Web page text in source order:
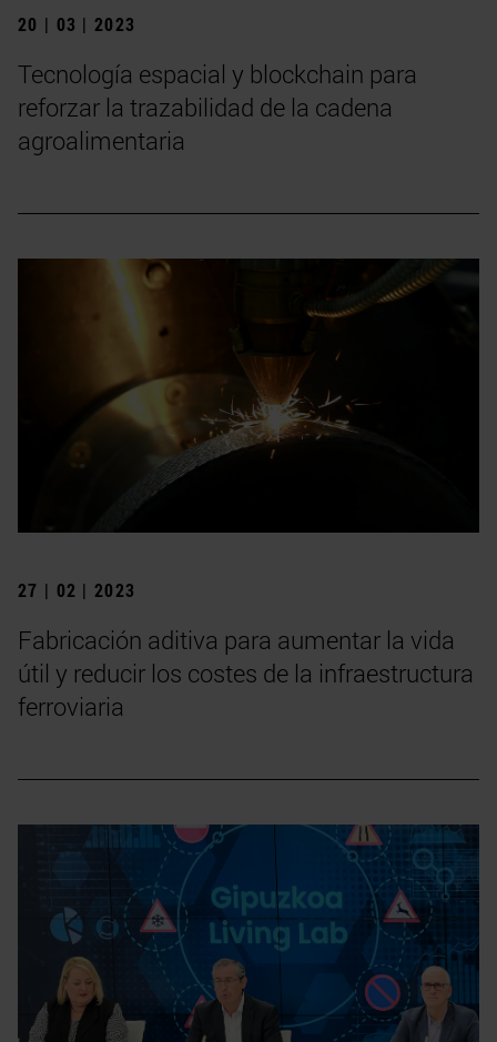
20 | 03 | 2023
Tecnología espacial y blockchain para
reforzar la trazabilidad de la cadena
agroalimentaria
27 | 02 | 2023
Fabricación aditiva para aumentar la vida
útil y reducir los costes de la infraestructura
ferroviaria